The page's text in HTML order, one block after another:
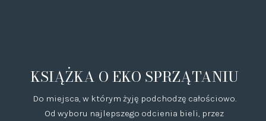
KSIĄŻKA O EKO SPRZĄTANIU
Do miejsca, w którym żyję podchodzę całościowo.
Od wyboru najlepszego odcienia bieli, przez